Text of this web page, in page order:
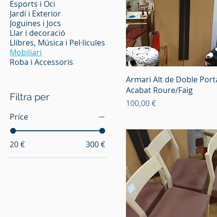
Esports i Oci
Jardí i Exterior
Joguines i Jocs
Llar i decoració
Llibres, Música i Pel·lícules
Mobiliari
Roba i Accessoris
Filtra per
Price
20 € 300 €
Armari Alt de Doble
Acabat Roure/Faig
Preu
100,00 €